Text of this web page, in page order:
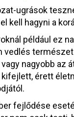
ugrások
kell hagyni a
például ez
vedlés
nagyobb az
kifejlett, érett
fejlődése